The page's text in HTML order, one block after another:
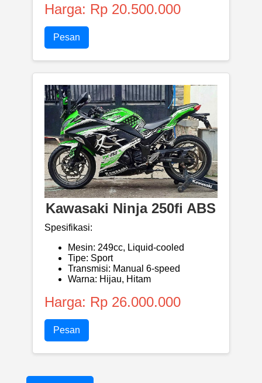
Harga: Rp 20.500.000
Pesan
Kawasaki Ninja 250fi ABS
Spesifikasi:
Mesin: 249cc, Liquid-cooled
Tipe: Sport
Transmisi: Manual 6-speed
Warna: Hijau, Hitam
Harga: Rp 26.000.000
Pesan